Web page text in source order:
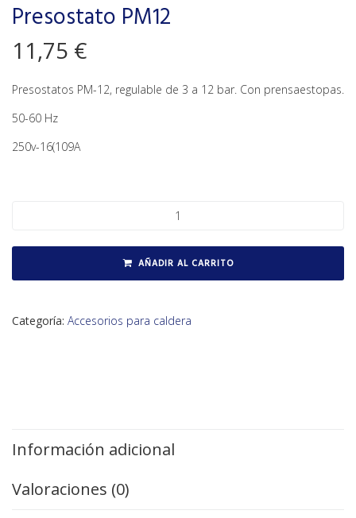
Presostato PM12
11,75 €
Presostatos PM-12, regulable de 3 a 12 bar. Con prensaestopas.
50-60 Hz
250v-16(109A
AÑADIR AL CARRITO
Categoría: Accesorios para caldera
Información adicional
Valoraciones (0)